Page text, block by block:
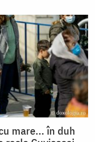
mare... în duh